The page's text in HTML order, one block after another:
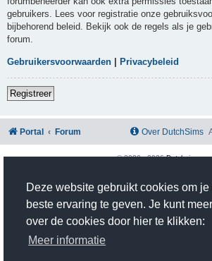
Deze website gebruikt cookies om je
beste ervaring te geven. Je kunt
over de cookies door hier te klikken:
Meer informatie
gebruikers. Lees voor registratie onze
bijbehorend beleid. Bekijk ook de regels als je
forum.
Gebruikersvoorwaarden | Privacybeleid
Registreer
Portal Forum Over DutchSims
© 2020 -2026Dutchsims
Nederlandse vertaling door
phpBB Two Factor Authentication ©
Privacy|Gebruikersvoorwaarden
Time: 0.573s| Peak Memory Usage: 2.81 MiB |